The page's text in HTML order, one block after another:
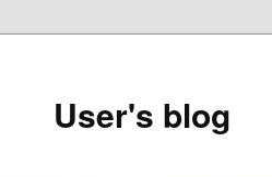
User's blog